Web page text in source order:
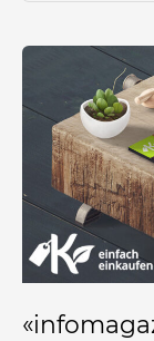
«infomagazin»
Ausgabe
Herbst
2022